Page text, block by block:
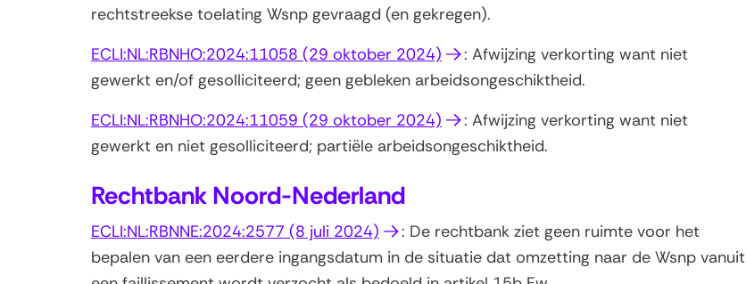
in
venster)
rechtstreekse toelating Wsnp gevraagd (en gekregen).
ECLI:NL:RBNHO:2024:11058 (29 oktober 2024) (opent
in
venster)
: Afwijzing verkorting want niet
gewerkt en/of gesolliciteerd; geen gebleken arbeidsongeschiktheid.
ECLI:NL:RBNHO:2024:11059 (29 oktober 2024) (opent
in
: Afwijzing verkorting want niet
gewerkt en niet gesolliciteerd; partiële arbeidsongeschiktheid.
Rechtbank Noord-Nederland
ECLI:NL:RBNNE:2024:2577 (8 juli 2024) (opent
in
: De rechtbank ziet geen ruimte voor het
bepalen van een eerdere ingangsdatum in de situatie dat omzetting naar de Wsnp vanuit